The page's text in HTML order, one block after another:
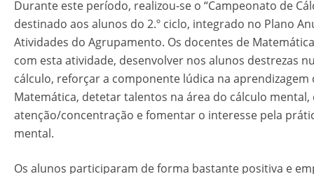
Durante este período, realizou-se o “Campeonato de
destinado aos alunos do 2.º ciclo, integrado no Plano
Atividades do Agrupamento. Os docentes de
com esta atividade, desenvolver nos alunos destrezas
cálculo, reforçar a componente lúdica na aprendizagem
Matemática, detetar talentos na área do cálculo mental,
atenção/concentração e fomentar o interesse pela
mental.
Os alunos participaram de forma bastante positiva e